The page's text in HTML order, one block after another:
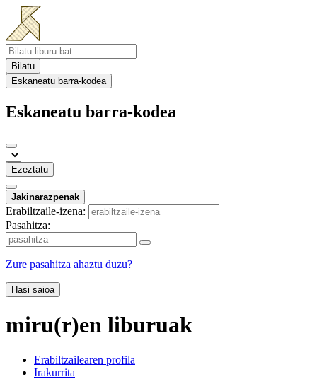
Bilatu
Eskaneatu barra-kodea
Eskaneatu barra-kodea
Ezeztatu
Jakinarazpenak
Erabiltzaile-izena:
Pasahitza:
Zure pasahitza ahaztu duzu?
Hasi saioa
miru(r)en liburuak
Erabiltzailearen profila
Irakurrita